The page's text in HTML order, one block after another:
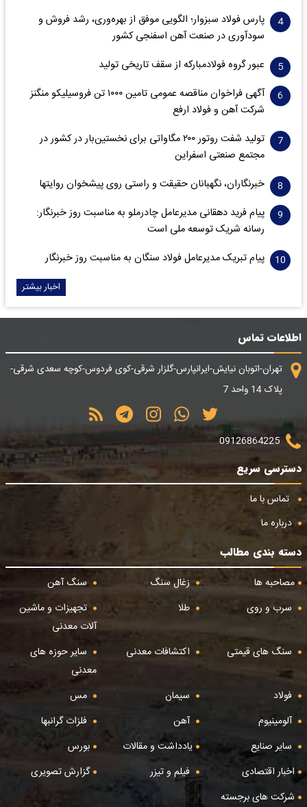
پارس فولاد سبزوار؛ الگویی موفق از بهره‌وری، رشد فروش و
سود‌آوری در صنعت آهن اسفنجی کشور
عبور گروه فولادمبارکه از سقف تاریخی تولید
آگهی فراخوان مناقصه عمومی تامین ۱۰۰۰ تن فروسیلیکو منگنز
شرکت آهن و فولاد ارفع
تولید شفت روتور ۲۰۰ مگاواتی برای نخستین‌بار در کشور در
مجتمع صنعتی اسفراین
خبرنگاران، نگهبانان حقیقت و راستی روی پیشخوان روایت­ها
پیام فرید دهقانی مدیرعامل چادرملو به مناسبت روز خبرنگار:
رسانه شریک توسعه ملی است
پیام تبریک مدیرعامل فولاد سنگان به مناسبت روز خبرنگار
اخبار بیشتر
اطلاعات تماس
تهران-اتوبان نیایش-ایرانپارس-گلزار شرقی-کوی فردوس-کوچه سعدی شرقی-
پلاک 14 واحد 7
09126864225
دسترسی سریع
تماس با ما
درباره ما
دسته بندی مطالب
مصاحبه ها
زغال سنگ
سنگ آهن
سرب و روی
طلا
تجهیزات و ماشین
آلات معدنی
سنگ های قیمتی
اکتشافات معدنی
سایر حوزه های
معدنی
فولاد
سیمان
مس
آلومینیوم
آهن
فلزات گرانبها
سایر صنایع
یادداشت و مقالات
بورس
اخبار اقتصادی
فیلم و تیزر
گزارش تصویری
شرکت های برجسته